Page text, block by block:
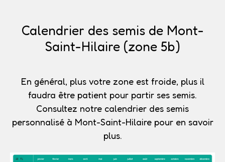
Calendrier des semis de Mont-
Saint-Hilaire (zone 5b)
En général, plus votre zone est froide, plus il
faudra être patient pour partir ses semis.
Consultez notre calendrier des semis
personnalisé à Mont-Saint-Hilaire pour en savoir
plus.